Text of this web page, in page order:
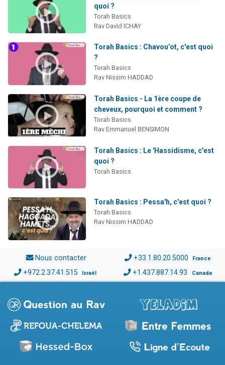
quoi ?
Torah Basics
Rav David ICHAY
Torah Basics : Chavou’ot, c'est quoi
?
Torah Basics
Rav Nissim HADDAD
Torah Basics - La 1ère coupe de
cheveux, pourquoi et comment ?
Torah Basics
Rav Emmanuel BENSIMON
Torah Basics : Le 'Hassidisme, c'est
quoi ?
Torah Basics
Torah Basics : Pessa'h, c'est quoi ?
Torah Basics
Rav Nissim HADDAD
Nous contacter +33.1.80.20.5000 France
+972.2.37.41.515 Israël +1.437.887.14.93 Canada